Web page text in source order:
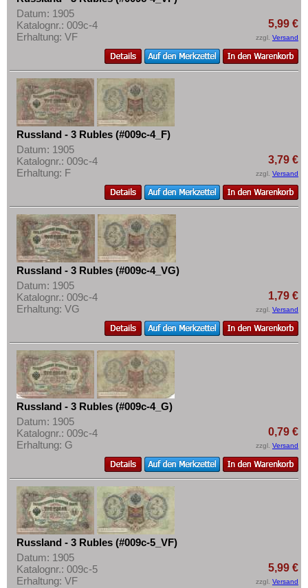
Datum: 1905
Katalognr.: 009c-4
Erhaltung: VF
5,99 €
zzgl. Versand
Russland - 3 Rubles (#009c-4_F)
Datum: 1905
Katalognr.: 009c-4
Erhaltung: F
3,79 €
zzgl. Versand
Russland - 3 Rubles (#009c-4_VG)
Datum: 1905
Katalognr.: 009c-4
Erhaltung: VG
1,79 €
zzgl. Versand
Russland - 3 Rubles (#009c-4_G)
Datum: 1905
Katalognr.: 009c-4
Erhaltung: G
0,79 €
zzgl. Versand
Russland - 3 Rubles (#009c-5_VF)
Datum: 1905
Katalognr.: 009c-5
Erhaltung: VF
5,99 €
zzgl. Versand